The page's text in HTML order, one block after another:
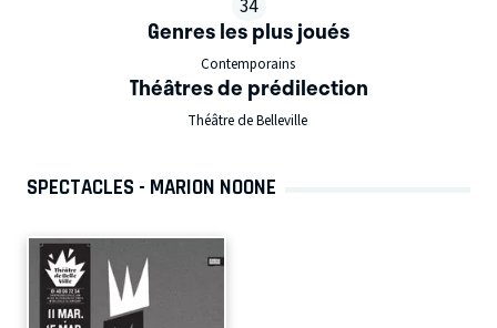
34
Genres les plus joués
Contemporains
Théâtres de prédilection
Théâtre de Belleville
SPECTACLES - MARION NOONE